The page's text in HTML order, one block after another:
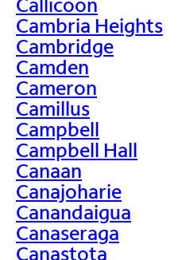
Cambria Heights
Cambridge
Camden
Cameron
Camillus
Campbell
Campbell Hall
Canaan
Canajoharie
Canandaigua
Canaseraga
Canastota